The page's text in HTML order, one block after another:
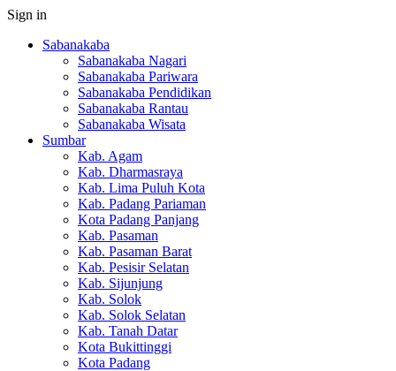
Sign in
Sabanakaba
Sabanakaba Nagari
Sabanakaba Pariwara
Sabanakaba Pendidikan
Sabanakaba Rantau
Sabanakaba Wisata
Sumbar
Kab. Agam
Kab. Dharmasraya
Kab. Lima Puluh Kota
Kab. Padang Pariaman
Kota Padang Panjang
Kab. Pasaman
Kab. Pasaman Barat
Kab. Pesisir Selatan
Kab. Sijunjung
Kab. Solok
Kab. Solok Selatan
Kab. Tanah Datar
Kota Bukittinggi
Kota Padang